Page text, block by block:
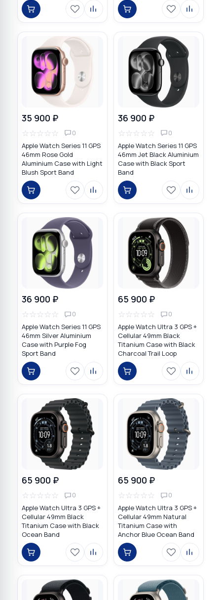
35 900 ₽
☆☆☆☆☆ 0
Apple Watch Series 11 GPS
46mm Rose Gold
Aluminium Case with Light
Blush Sport Band
36 900 ₽
☆☆☆☆☆ 0
Apple Watch Series 11 GPS
46mm Jet Black Aluminium
Case with Black Sport
Band
36 900 ₽
☆☆☆☆☆ 0
Apple Watch Series 11 GPS
46mm Silver Aluminium
Case with Purple Fog
Sport Band
65 900 ₽
☆☆☆☆☆ 0
Apple Watch Ultra 3 GPS +
Cellular 49mm Black
Titanium Case with Black
Charcoal Trail Loop
65 900 ₽
☆☆☆☆☆ 0
Apple Watch Ultra 3 GPS +
Cellular 49mm Black
Titanium Case with Black
Ocean Band
65 900 ₽
☆☆☆☆☆ 0
Apple Watch Ultra 3 GPS +
Cellular 49mm Natural
Titanium Case with
Anchor Blue Ocean Band